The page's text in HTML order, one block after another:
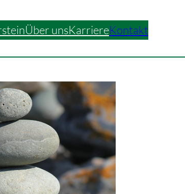
Über unsKarriereKontakt